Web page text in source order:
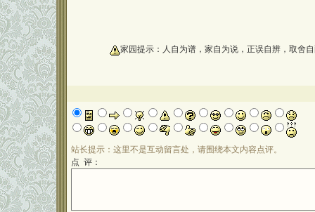
家园提示：人自为谱，家自为说，正误自辨，取舍
站长提示：这里不是互动留言处，请围绕本文内容点评。
点 评：